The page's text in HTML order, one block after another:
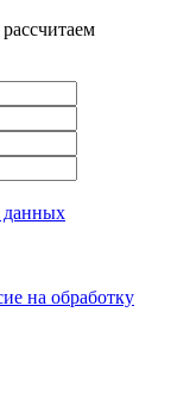
данных
на обработку